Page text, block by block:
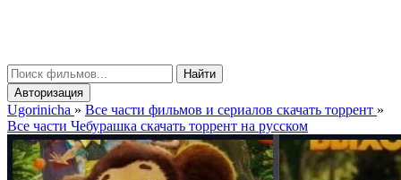
Найти
Авторизация
Ugorinicha » Все части фильмов и сериалов скачать торрент »
Все части Чебурашка скачать торрент на русском